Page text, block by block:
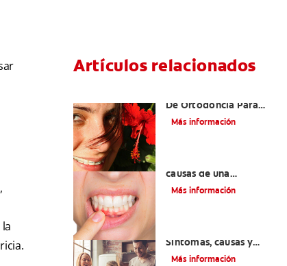
Artículos relacionados
De Ortodoncia Para
Adultos
Más información
causas de una
inflamación de encía
Más información
Síntomas, causas y
tratamiento
Más información